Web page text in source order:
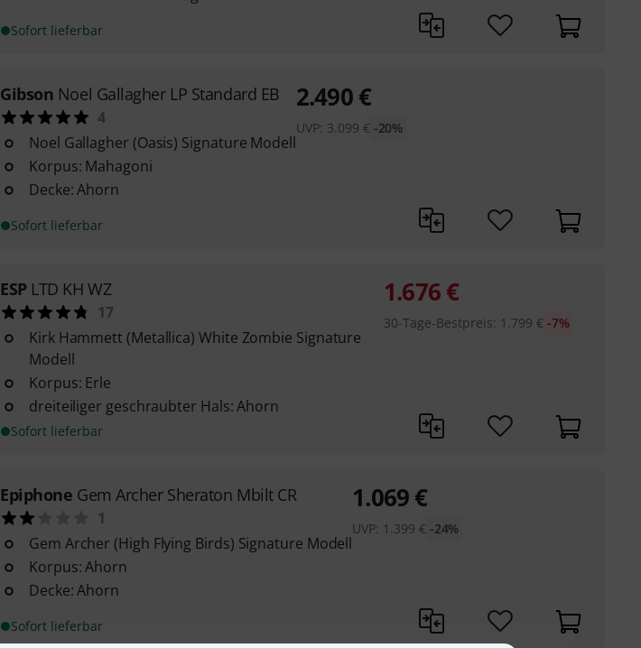
Sofort lieferbar
Gibson Noel Gallagher LP Standard EB
4
Noel Gallagher (Oasis) Signature Modell
Korpus: Mahagoni
Decke: Ahorn
Sofort lieferbar
2.490€
UVP: 3.099 € -20%
ESP LTD KH WZ
17
Kirk Hammett (Metallica) White Zombie Signature
Modell
Korpus: Erle
dreiteiliger geschraubter Hals: Ahorn
Sofort lieferbar
1.676€
30-Tage-Bestpreis: 1.799 € -7%
Epiphone Gem Archer Sheraton Mbilt CR
1
Gem Archer (High Flying Birds) Signature Modell
Korpus: Ahorn
Decke: Ahorn
Sofort lieferbar
1.069€
UVP: 1.399 € -24%